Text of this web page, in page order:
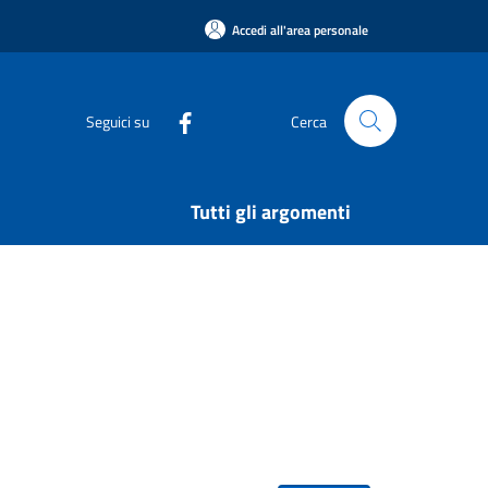
Accedi all'area personale
Seguici su Cerca
Tutti gli argomenti